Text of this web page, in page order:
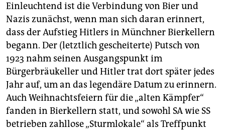
Einleuchtend ist die Verbindung von Bier und
Nazis zunächst, wenn man sich daran erinnert,
dass der Aufstieg Hitlers in Münchner Bierkellern
begann. Der (letztlich gescheiterte) Putsch von
1923 nahm seinen Ausgangspunkt im
Bürgerbräukeller und Hitler trat dort später jedes
Jahr auf, um an das legendäre Datum zu erinnern.
Auch Weihnachtsfeiern für die „alten Kämpfer“
fanden in Bierkellern statt, und sowohl SA wie SS
betrieben zahllose „Sturmlokale“ als Treffpunkt